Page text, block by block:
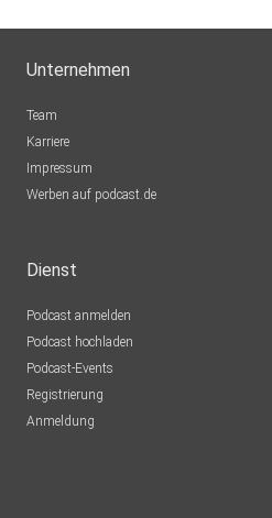
Unternehmen
Team
Karriere
Impressum
Werben auf podcast.de
Dienst
Podcast anmelden
Podcast hochladen
Podcast-Events
Registrierung
Anmeldung